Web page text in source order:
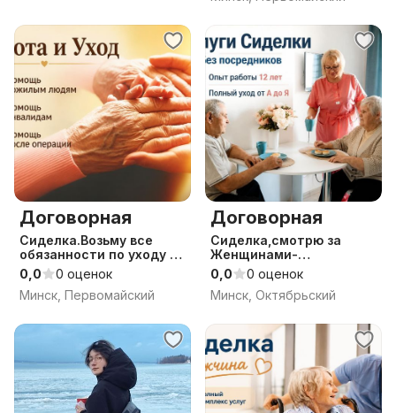
Договорная
Сиделка.Возьму все
обязанности по уходу на
себя.
0,0
0 оценок
Минск, Первомайский
Договорная
Сиделка,смотрю за
Женщинами-
Мужчинами.
0,0
0 оценок
Минск, Октябрьский